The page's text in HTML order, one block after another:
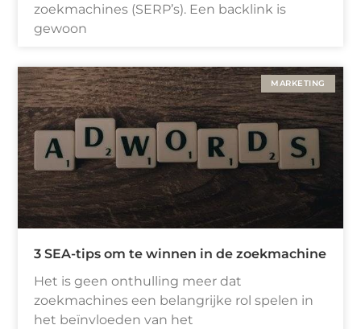
zoekmachines (SERP’s). Een backlink is
gewoon
MARKETING
3 SEA-tips om te winnen in de zoekmachine
Het is geen onthulling meer dat
zoekmachines een belangrijke rol spelen in
het beïnvloeden van het